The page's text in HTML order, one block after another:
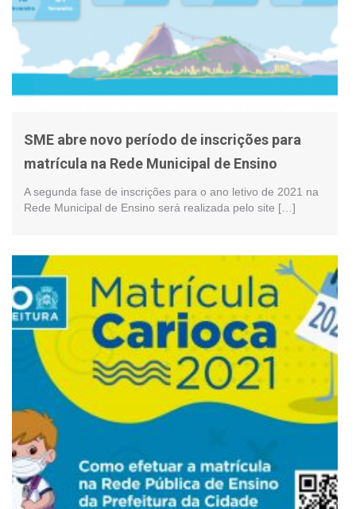
SME abre novo período de inscrições para
matrícula na Rede Municipal de Ensino
A segunda fase de inscrições para o ano letivo de 2021 na
Rede Municipal de Ensino será realizada pelo site […]